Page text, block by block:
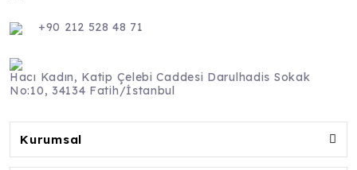
+90 212 528 48 71
Hacı Kadın, Katip Çelebi Caddesi Darulhadis Sokak
No:10, 34134 Fatih/İstanbul
Kurumsal